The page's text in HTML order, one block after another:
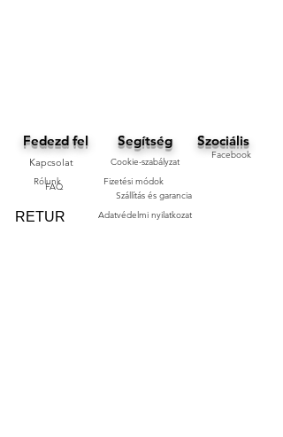
Fedezd fel Segítség Szociális
Kapcsolat Cookie-szabályzat
Facebook
Rólunk
FAQ
RETUR
Fizetési módok
Szállítás és garancia
Adatvédelmi nyilatkozat